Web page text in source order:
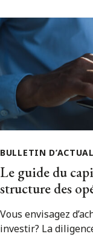
BULLETIN
Le guide du
structure des
Vous envisagez
investir? La